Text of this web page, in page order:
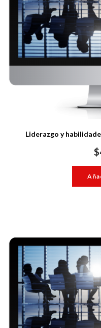
Liderazgo y
$